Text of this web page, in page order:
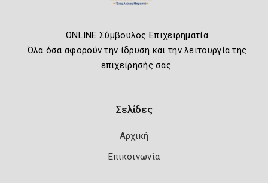
ONLINE Σύμβουλος Επιχειρηματία
Όλα όσα αφορούν την ίδρυση και την λειτουργία της
επιχείρησής σας.
Σελίδες
Αρχική
Επικοινωνία